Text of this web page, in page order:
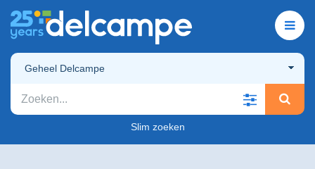
Geheel Delcampe
Slim zoeken